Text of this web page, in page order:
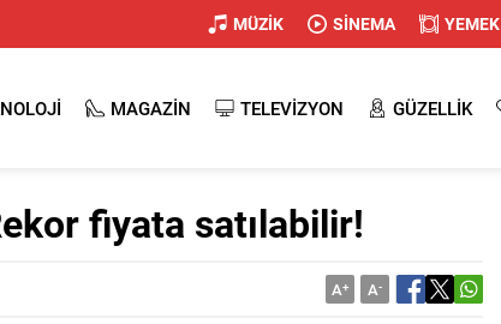
MÜZİK SİNEMA YEMEK
MAGAZİN TELEVİZYON GÜZELLİK
fiyata satılabilir!
A+ A-